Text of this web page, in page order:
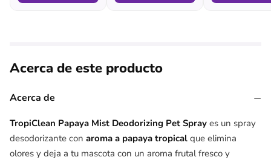
Acerca de este producto
Acerca de −
TropiClean Papaya Mist Deodorizing Pet Spray es un spray
desodorizante con aroma a papaya tropical que elimina
olores y deja a tu mascota con un aroma frutal fresco y